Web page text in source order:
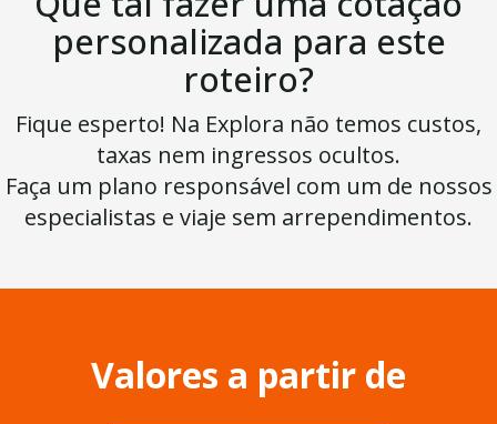
personalizada para este
roteiro?
Fique esperto! Na Explora não temos custos,
taxas nem ingressos ocultos.
Faça um plano responsável com um de nossos
especialistas e viaje sem arrependimentos.
Valores a partir de